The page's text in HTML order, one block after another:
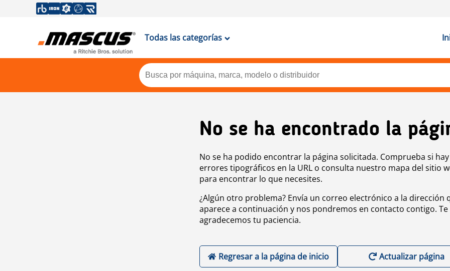
Todas las categorías
No se ha encontrado la
No se ha podido encontrar la página solicitada. Comprueba si hay
errores tipográficos en la URL o consulta nuestro mapa del sitio
para encontrar lo que necesites.
¿Algún otro problema? Envía un correo electrónico a la dirección
aparece a continuación y nos pondremos en contacto contigo. Te
agradecemos tu paciencia.
Regresar a la página de inicio Actualizar página